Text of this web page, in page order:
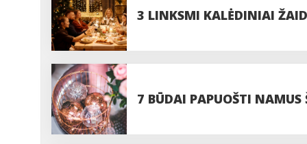
3 LINKSMI KALĖDINIAI
7 BŪDAI PAPUOŠTI NAMUS